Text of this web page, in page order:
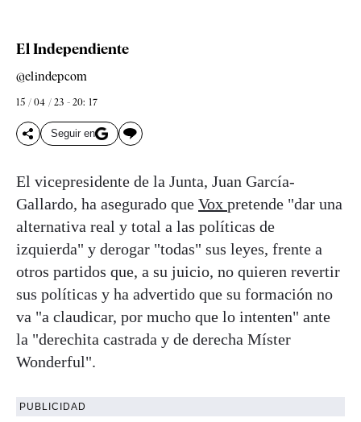
El Independiente
@elindepcom
15 / 04 / 23 - 20: 17
Seguir en
El vicepresidente de la Junta, Juan García-
Gallardo, ha asegurado que Vox pretende "dar una
alternativa real y total a las políticas de
izquierda" y derogar "todas" sus leyes, frente a
otros partidos que, a su juicio, no quieren revertir
sus políticas y ha advertido que su formación no
va "a claudicar, por mucho que lo intenten" ante
la "derechita castrada y de derecha Míster
Wonderful".
PUBLICIDAD